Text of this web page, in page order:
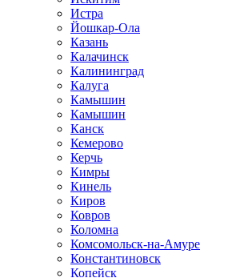
Истра
Йошкар-Ола
Казань
Калачинск
Калининград
Калуга
Камышин
Камышин
Канск
Кемерово
Керчь
Кимры
Кинель
Киров
Ковров
Коломна
Комсомольск-на-Амуре
Константиновск
Копейск